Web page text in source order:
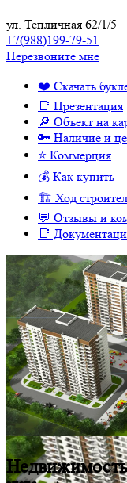
ул. Тепличная 62/1/5
+7(988)199-79-51
Перезвоните мне
❤️ Скачать
📑 Презентация
🔎 Объект на
🔑 Наличие и
⭐️ Коммерция
💰 Как купить
🏗 Ход
💬 Отзывы и
📑